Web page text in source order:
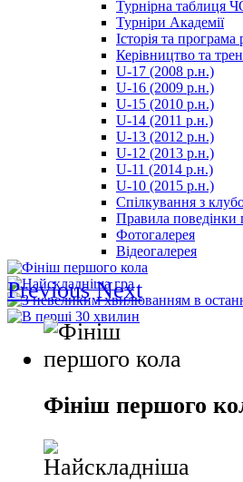
Турнірна таблиця
Турніри Академії
Історія та програма
Керівництво та
U-17 (2008 р.н.)
U-16 (2009 р.н.)
U-15 (2010 р.н.)
U-14 (2011 р.н.)
U-13 (2012 р.н.)
U-12 (2013 р.н.)
U-11 (2014 р.н.)
U-10 (2015 р.н.)
Спілкування з
Правила поведінки
Фотогалерея
Відеогалерея
Previous Next
Фініш першого